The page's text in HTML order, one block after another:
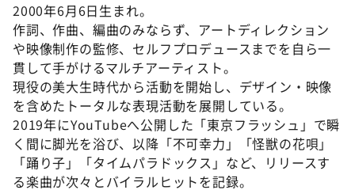
2000年6月6日生まれ。
作詞、作曲、編曲のみならず、アートディレクション
や映像制作の監修、セルフプロデュースまでを自ら一
貫して手がけるマルチアーティスト。
現役の美大生時代から活動を開始し、デザイン・映像
を含めたトータルな表現活動を展開している。
2019年にYouTubeへ公開した「東京フラッシュ」で瞬
く間に脚光を浴び、以降「不可幸力」「怪獣の花唄」
「踊り子」「タイムパラドックス」など、リリースす
る楽曲が次々とバイラルヒットを記録。